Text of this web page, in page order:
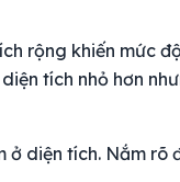
rộng khiến mức
tích nhỏ hơn
diện tích. Nắm rõ